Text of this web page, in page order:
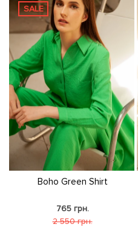
SALE
Boho Green Shirt
765 грн.
2 550 грн.